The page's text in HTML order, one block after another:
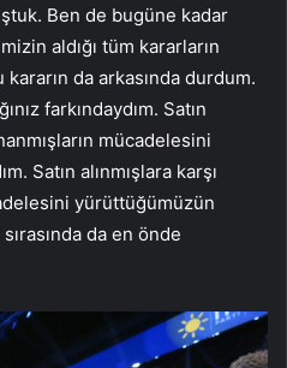
Ben de bugüne kadar
aldığı tüm kararların
da arkasında durdum.
farkındaydım. Satın
mücadelesini
Satın alınmışlara karşı
yürüttüğümüzün
da en önde